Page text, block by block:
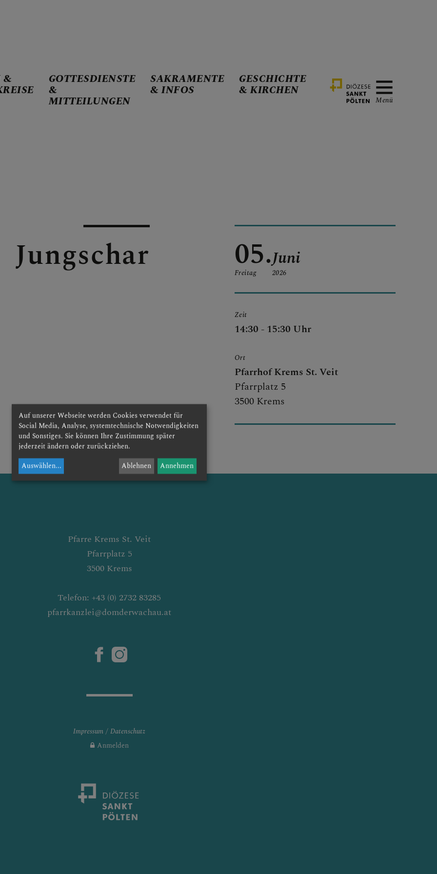
KONTAKT
& INFOS
RÜCKBLICK
& GOTTESDIENSTE
&
MITTEILUNGEN
SAKRAMENTE
& INFOS
GESCHICHTE
& KIRCHEN
Menü
Jungschar 05.
Freitag
Juni
2026
Zeit
14:30 - 15:30 Uhr
Ort
Pfarrhof Krems St. Veit
Pfarrplatz 5
3500 Krems
Pfarre Krems St. Veit
Pfarrplatz 5
3500 Krems
Telefon: +43 (0) 2732 83285
pfarrkanzlei@domderwachau.at
Impressum
Datenschutz
Anmelden
Auf unserer Webseite werden Cookies verwendet für
Social Media, Analyse, systemtechnische Notwendigkeiten
und Sonstiges. Sie können Ihre Zustimmung später
jederzeit ändern oder zurückziehen.
Auswählen... Ablehnen Annehmen